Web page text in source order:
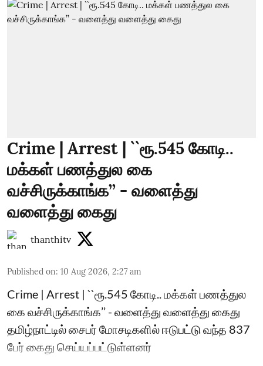
Crime | Arrest | ``ரூ.545 கோடி..
மக்கள் பணத்துல கை
வச்சிருக்காங்க’’ - வளைத்து
வளைத்து கைது
thanthitv
Published on: 10 Aug 2026, 2:27 am
Crime | Arrest | ``ரூ.545 கோடி.. மக்கள் பணத்துல
கை வச்சிருக்காங்க’’ - வளைத்து வளைத்து கைது
தமிழ்நாட்டில் சைபர் மோசடிகளில் ஈடுபட்டு வந்த 837
பேர் கைது செய்யப்பட்டுள்ளனர்